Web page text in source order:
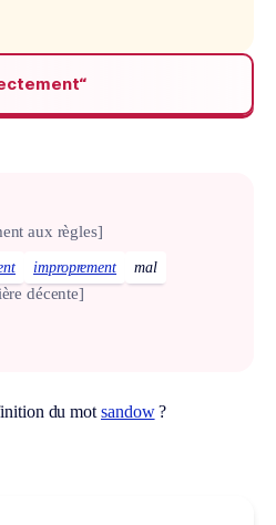
aux règles]
improprement mal
décente]
du motsandow?